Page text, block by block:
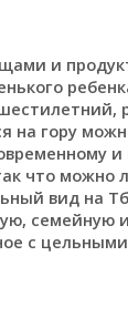
и
на гору
что
вид на
семейную
с